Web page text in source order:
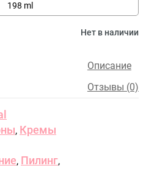
198 ml
Нет в наличии
Описание
Отзывы (0)
, Кремы
, Пилинг,